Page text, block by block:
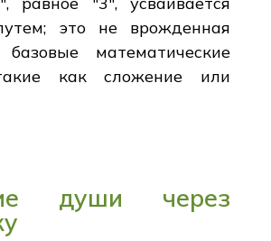
это не врожденная
математические
как сложение или
души через